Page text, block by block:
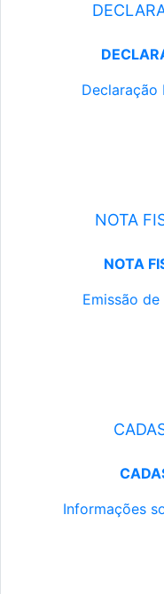
Declaração
NOTA
NOTA
Emissão
Informações